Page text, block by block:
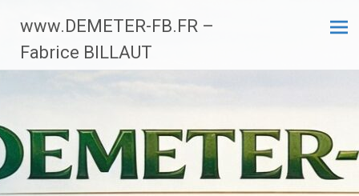
contenu
principal
www.DEMETER-FB.FR –
Fabrice BILLAUT